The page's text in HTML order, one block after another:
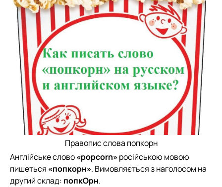
Правопис слова попкорн
Англійське слово«popcorn» російською мовою
пишеться «попкорн». Вимовляється з наголосом на
другий склад: попкОрн.